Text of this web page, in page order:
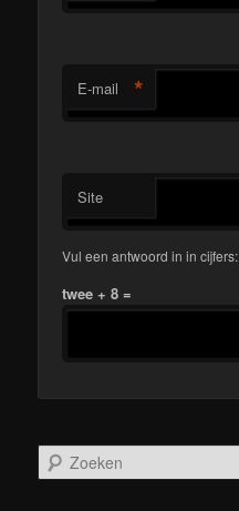
E-mail *
Site
Vul een antwoord in in cijfers:
twee + 8 =
o